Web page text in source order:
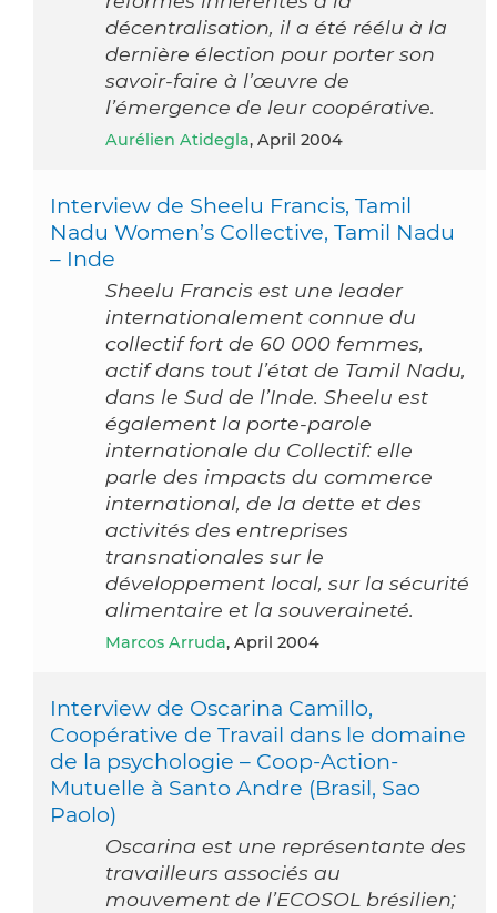
décentralisation, il a été réélu à la
dernière élection pour porter son
savoir-faire à l’œuvre de
l’émergence de leur coopérative.
Aurélien Atidegla, April 2004
Interview de Sheelu Francis, Tamil
Nadu Women’s Collective, Tamil Nadu
– Inde
Sheelu Francis est une leader
internationalement connue du
collectif fort de 60 000 femmes,
actif dans tout l’état de Tamil Nadu,
dans le Sud de l’Inde. Sheelu est
également la porte-parole
internationale du Collectif: elle
parle des impacts du commerce
international, de la dette et des
activités des entreprises
transnationales sur le
développement local, sur la sécurité
alimentaire et la souveraineté.
Marcos Arruda, April 2004
Interview de Oscarina Camillo,
Coopérative de Travail dans le domaine
de la psychologie – Coop-Action-
Mutuelle à Santo Andre (Brasil, Sao
Paolo)
Oscarina est une représentante des
travailleurs associés au
mouvement de l’ECOSOL brésilien;